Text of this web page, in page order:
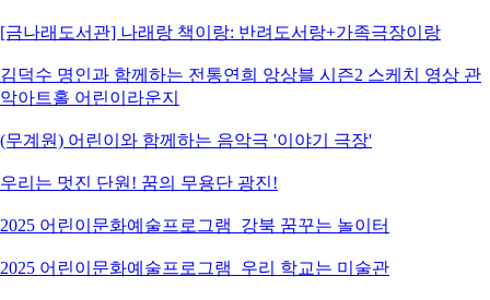
[금나래도서관] 나래랑 책이랑: 반려도서랑+가족극장이랑
김덕수 명인과 함께하는 전통연희 앙상블 시즌2 스케치 영상 관
악아트홀 어린이라운지
(무계원) 어린이와 함께하는 음악극 '이야기 극장'
우리는 멋진 단원! 꿈의 무용단 광진!
2025 어린이문화예술프로그램_강북 꿈꾸는 놀이터
2025 어린이문화예술프로그램_우리 학교는 미술관